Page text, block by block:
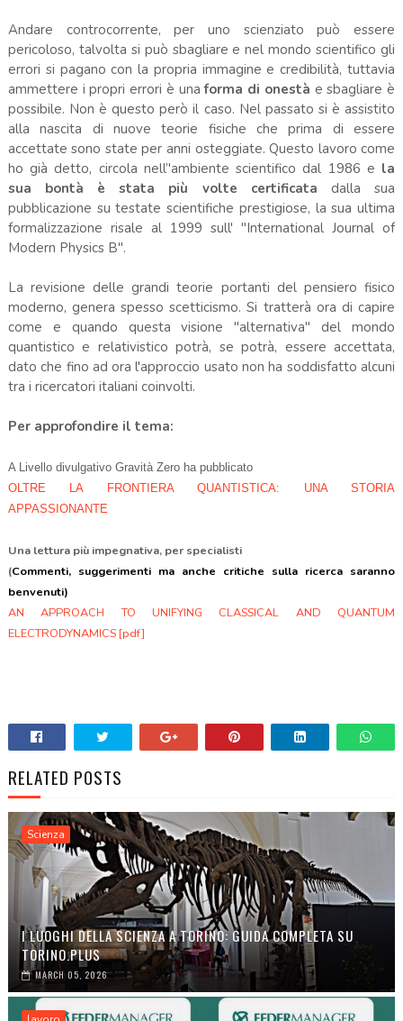
Andare controcorrente, per uno scienziato può essere
pericoloso, talvolta si può sbagliare e nel mondo scientifico gli
errori si pagano con la propria immagine e credibilità, tuttavia
ammettere i propri errori è unaforma di onestà e sbagliare è
possibile. Non è questo però il caso. Nel passato si è assistito
alla nascita di nuove teorie fisiche che prima di essere
accettate sono state per anni osteggiate. Questo lavoro come
ho già detto, circola nell’'ambiente scientifico dal 1986 e la
sua bontà è stata più volte certificata dalla sua
pubblicazione su testate scientifiche prestigiose, la sua ultima
formalizzazione risale al 1999 sull' "International Journal of
Modern Physics B".
La revisione delle grandi teorie portanti del pensiero fisico
moderno, genera spesso scetticismo. Si tratterà ora di capire
come e quando questa visione "alternativa" del mondo
quantistico e relativistico potrà, se potrà, essere accettata,
dato che fino ad ora l'approccio usato non ha soddisfatto alcuni
tra i ricercatori italiani coinvolti.
Per approfondire il tema:
A Livello divulgativo Gravità Zero ha pubblicato
OLTRE LA FRONTIERA QUANTISTICA: UNA STORIA
APPASSIONANTE
Una lettura più impegnativa, per specialisti
(Commenti, suggerimenti ma anche critiche sulla ricerca saranno
benvenuti)
AN APPROACH TO UNIFYING CLASSICAL AND QUANTUM
ELECTRODYNAMICS [pdf]
RELATED POSTS
Scienza
I LUOGHI DELLA SCIENZA A TORINO: GUIDA COMPLETA SU
TORINO.PLUS
MARCH 05, 2026